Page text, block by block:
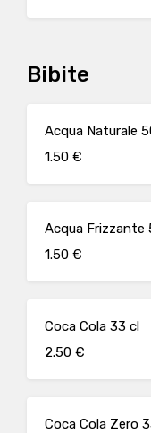
Bibite
Acqua Naturale
1.50 €
Acqua Frizzante
1.50 €
Coca Cola 33 cl
2.50 €
Coca Cola Zero